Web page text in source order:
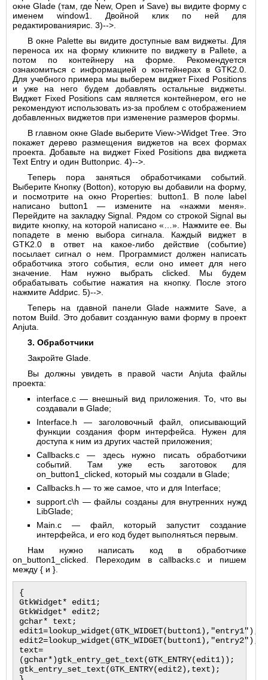
окне Glade (там, где New, Open и Save) вы видите форму с
именем window1. Двойной клик по ней для
редактированиярис. 3)-->.
В окне Palette вы видите доступные вам виджеты. Для
переноса их на форму кликните по виджету в Pallete, а
потом по контейнеру на форме. Рекомендуется
ознакомиться с информацией о контейнерах в GTK2.0.
Для учебного примера мы выберем виджет Fixed Positions
и уже на него будем добавлять остальные виджеты.
Виджет Fixed Positions сам является контейнером, его не
рекомендуют использовать из-за проблем с отображением
добавленных виджетов при изменение размеров формы.
В главном окне Glade выберите View->Widget Tree. Это
покажет дерево размещения виджетов на всех формах
проекта. Добавьте на виджет Fixed Positions два виджета
Text Entry и один Buttonрис. 4)-->.
Теперь пора заняться обработчиками событий.
Выберите Кнопку (Botton), которую вы добавили на форму,
и посмотрите на окно Properties: button1. В поле label
написано button1 — измените на «нажми меня».
Перейдите на закладку Signal. Рядом со строкой Signal вы
видите кнопку, на которой написано «…». Нажмите ее. Вы
попадете в меню выбора сигнала. Каждый виджет в
GTK2.0 в ответ на какое-либо действие (событие)
посылает сигнал о нем. Программист должен написать
обработчика этого события, если оно имеет для него
значение. Нам нужно выбрать clicked. Мы будем
обрабатывать событие нажатия на кнопку. После этого
нажмите Addрис. 5)-->.
Теперь на гдавной панели Glade нажмите Save, а
потом Build. Это добавит созданную вами форму в проект
Anjuta.
3. Обработчики
Закройте Glade.
Вы должны увидеть в правой части Anjuta файлы
проекта:
interface.c — внешный вид приложения. То, что вы
создавали в Glade;
Interface.h — заголовочный файл, описывающий
функции создания форм интерфейса. Нужен для
доступа к ним из других частей приложения;
Callbacks.c — здесь нужно писать обработчики
событий. Там уже есть заготовок для
on_button1_clicked, который мы создали в Glade;
Callbacks.h — то же самое, что и для Interface;
support.c\h — файлы созданы для внутренних нужд
LibGlade;
Main.c — файл, который запустит создание
интерфейса, и его код будет выполняться первым.
Нам нужно написать код в обработчике
on_button1_clicked. Переходим в callbacks.c и пишем
между { и }.
{
GtkWidget* edit1;
GtkWidget* edit2;
gchar* text;
edit1=lookup_widget(GTK_WIDGET(button1),"entry1");
edit2=lookup_widget(GTK_WIDGET(button1),"entry2");
text=
(gchar*)gtk_entry_get_text(GTK_ENTRY(edit1));
gtk_entry_set_text(GTK_ENTRY(edit2),text);